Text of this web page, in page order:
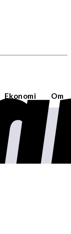
Ekonomi Om